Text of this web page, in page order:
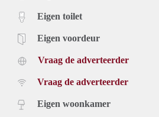
Eigen toilet
Eigen voordeur
Vraag de adverteerder
Vraag de adverteerder
Eigen woonkamer